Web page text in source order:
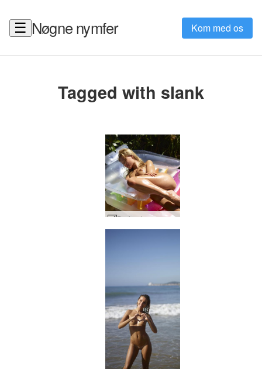
☰ Nøgne nymfer Kom med os
Tagged with slank
Darina L varm som helvede #61